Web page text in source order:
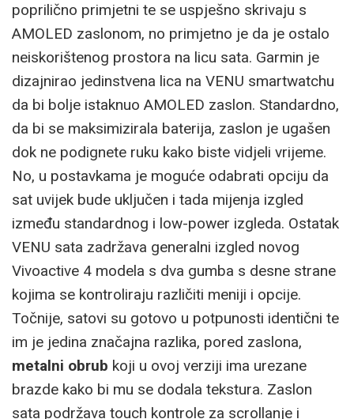
poprilično primjetni te se uspješno skrivaju s
AMOLED zaslonom, no primjetno je da je ostalo
neiskorištenog prostora na licu sata. Garmin je
dizajnirao jedinstvena lica na VENU smartwatchu
da bi bolje istaknuo AMOLED zaslon. Standardno,
da bi se maksimizirala baterija, zaslon je ugašen
dok ne podignete ruku kako biste vidjeli vrijeme.
No, u postavkama je moguće odabrati opciju da
sat uvijek bude uključen i tada mijenja izgled
između standardnog i low-power izgleda. Ostatak
VENU sata zadržava generalni izgled novog
Vivoactive 4 modela s dva gumba s desne strane
kojima se kontroliraju različiti meniji i opcije.
Točnije, satovi su gotovo u potpunosti identični te
im je jedina značajna razlika, pored zaslona,
metalni obrub koji u ovoj verziji ima urezane
brazde kako bi mu se dodala tekstura. Zaslon
sata podržava touch kontrole za scrollanje i